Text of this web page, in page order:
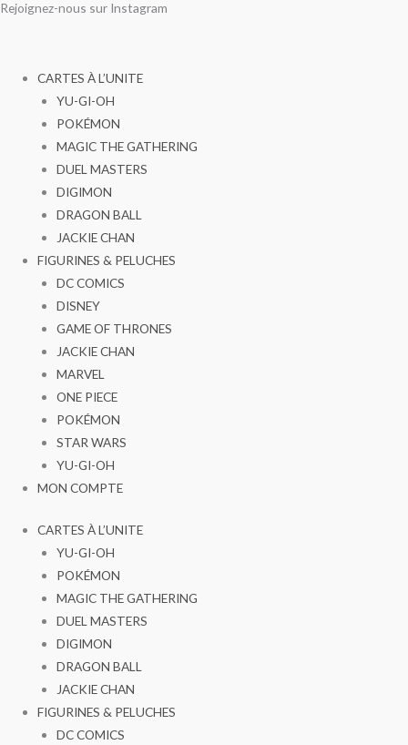
Aller
Rejoignez-nous sur Instagram
CARTES À L’UNITE
YU-GI-OH
POKÉMON
MAGIC THE GATHERING
DUEL MASTERS
DIGIMON
DRAGON BALL
JACKIE CHAN
FIGURINES & PELUCHES
DC COMICS
DISNEY
GAME OF THRONES
JACKIE CHAN
MARVEL
ONE PIECE
POKÉMON
STAR WARS
YU-GI-OH
MON COMPTE
CARTES À L’UNITE
YU-GI-OH
POKÉMON
MAGIC THE GATHERING
DUEL MASTERS
DIGIMON
DRAGON BALL
JACKIE CHAN
FIGURINES & PELUCHES
DC COMICS